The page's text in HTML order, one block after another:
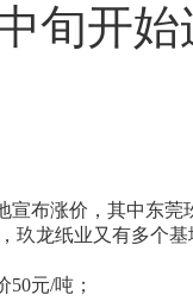
旬开
宣布涨价，其中东
玖龙纸业又有多个
元/吨；